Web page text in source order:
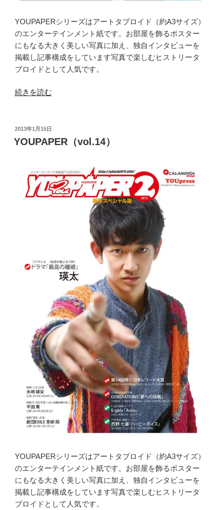
YOUPAPERシリーズはアートタブロイド（約A3サイズ）
のエンターテインメント紙です。お部屋を飾るポスター
にもなる大きく美しい写真に加え、独自インタビューを
掲載し記事構成をしています写真で楽しむヒストリータ
ブロイドとして人気です。
“YOUPAPER（vol.15）”
続きを読む
投
稿
日:
2013年1月15日
YOUPAPER（vol.14）
YOUPAPERシリーズはアートタブロイド（約A3サイズ）
のエンターテインメント紙です。お部屋を飾るポスター
にもなる大きく美しい写真に加え、独自インタビューを
掲載し記事構成をしています写真で楽しむヒストリータ
ブロイドとして人気です。